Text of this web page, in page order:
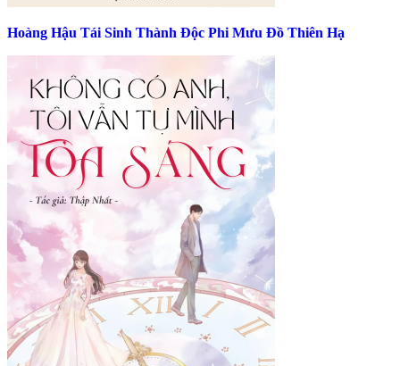
Hoàng Hậu Tái Sinh Thành Độc Phi Mưu Đồ Thiên Hạ